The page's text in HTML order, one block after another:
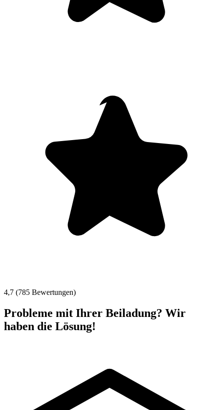
4,7 (785 Bewertungen)
Probleme mit Ihrer Beiladung? Wir
haben die Lösung!